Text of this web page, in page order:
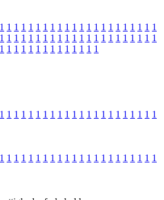
1 1 1 1 1 1 1 1 1 1 1 1 1 1 1 1 1 1 1 1 1 1
1 1 1 1 1 1 1 1 1 1 1 1 1 1 1 1 1 1 1 1 1 1
1 1 1 1 1 1 1 1 1 1 1 1 1 1
1 1 1 1 1 1 1 1 1 1 1 1 1 1 1 1 1 1 1 1 1 1
1 1 1 1 1 1 1 1 1 1 1 1 1 1 1 1 1 1 1 1 1 1